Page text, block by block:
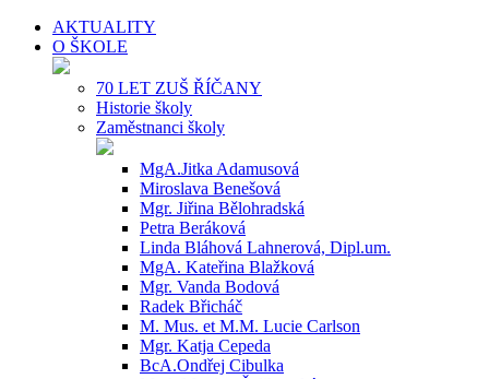
AKTUALITY
O ŠKOLE
70 LET ZUŠ ŘÍČANY
Historie školy
Zaměstnanci školy
MgA.Jitka Adamusová
Miroslava Benešová
Mgr. Jiřina Bělohradská
Petra Beráková
Linda Bláhová Lahnerová, Dipl.um.
MgA. Kateřina Blažková
Mgr. Vanda Bodová
Radek Břicháč
M. Mus. et M.M. Lucie Carlson
Mgr. Katja Cepeda
BcA.Ondřej Cibulka